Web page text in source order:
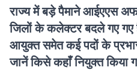
राज्य में बड़े पैमाने आईएएस
जिलों के कलेक्टर बदले गए
आयुक्त समेत कई पदों के
जानें किसे कहाँ नियुक्त किया